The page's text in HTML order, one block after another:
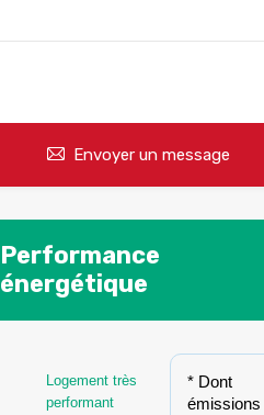
Envoyer un message
Performance
énergétique
Logement très
performant
* Dont
émissions